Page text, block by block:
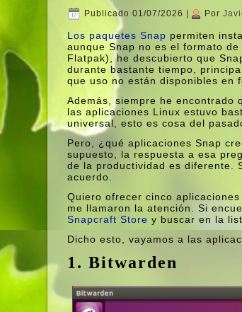
Publicado 01/07/2026 Por
Los paquetes Snap permiten
aunque Snap no es el formato
Flatpak), he descubierto que
durante bastante tiempo,
que uso no están disponibles en
Además, siempre he encontrado
las aplicaciones Linux estuvo
universal, esto es cosa del
Pero, ¿qué aplicaciones Snap
supuesto, la respuesta a esa
de la productividad es diferente.
acuerdo.
Quiero ofrecer cinco
me llamaron la atención. Si
Snapcraft Store y buscar en la
Dicho esto, vayamos a las
1. Bitwarden